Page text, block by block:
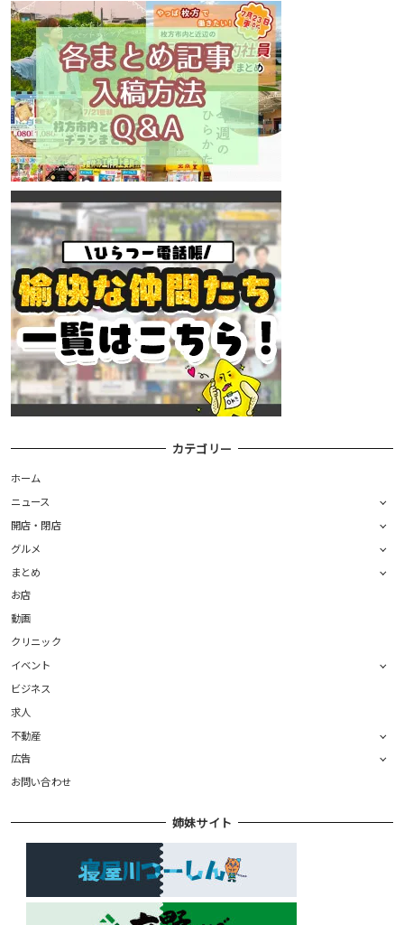
カテゴリー
ホーム
ニュース
開店・閉店
グルメ
まとめ
お店
動画
クリニック
イベント
ビジネス
求人
不動産
広告
お問い合わせ
姉妹サイト